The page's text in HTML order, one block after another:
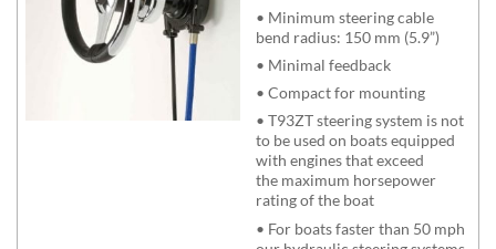
• Minimum steering cable
bend radius: 150 mm (5.9”)
• Minimal feedback
• Compact for mounting
• T93ZT steering system is not
to be used on boats equipped
with engines that exceed
the maximum horsepower
rating of the boat
• For boats faster than 50 mph